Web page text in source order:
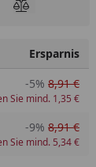
Produkt
Ersparnis
-5% 8,91 €
Sie mind. 1,35 €
-9% 8,91 €
Sie mind. 5,34 €